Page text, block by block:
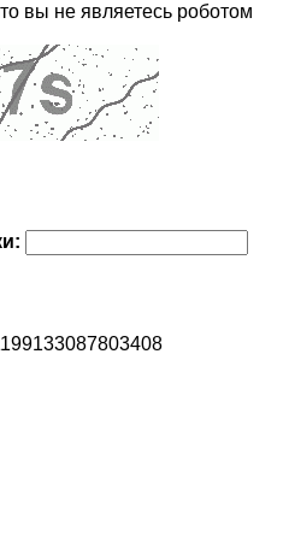
вы не являетесь роботом